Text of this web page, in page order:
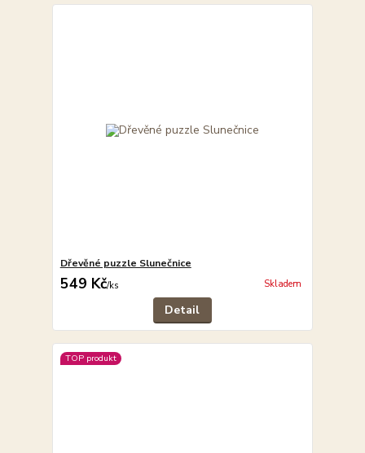
Dřevěné puzzle Slunečnice
549 Kč/ks Skladem
Detail
TOP produkt